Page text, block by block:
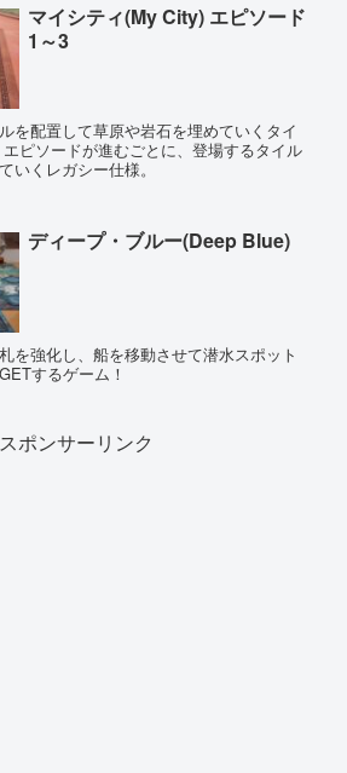
マイシティ(My City) エピソード
1～3
を配置して草原や岩石を埋めていくタイ
ピソードが進むごとに、登場するタイル
いくレガシー仕様。
ディープ・ブルー(Deep Blue)
を強化し、船を移動させて潜水スポット
するゲーム！
スポンサーリンク